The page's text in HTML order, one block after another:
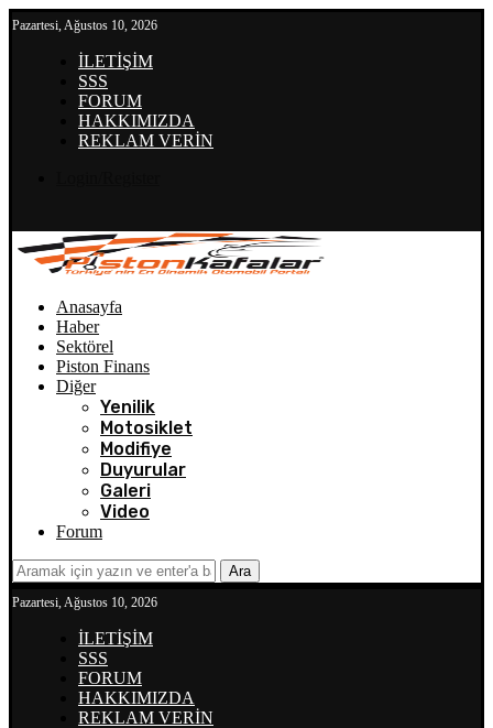
Pazartesi, Ağustos 10, 2026
İLETİŞİM
SSS
FORUM
HAKKIMIZDA
REKLAM VERİN
Anasayfa
Haber
Sektörel
Piston Finans
Diğer
Yenilik
Motosiklet
Modifiye
Duyurular
Galeri
Video
Forum
Ara
Pazartesi, Ağustos 10, 2026
İLETİŞİM
SSS
FORUM
HAKKIMIZDA
REKLAM VERİN